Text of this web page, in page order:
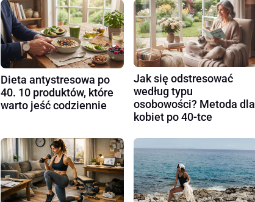
Dieta antystresowa po
40. 10 produktów, które
warto jeść codziennie
Jak się odstresować
według typu
osobowości? Metoda dla
kobiet po 40-tce